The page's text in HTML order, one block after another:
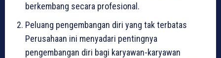
berkembang secara profesional.
Peluang pengembangan diri yang tak terbatas
Perusahaan ini menyadari pentingnya
pengembangan diri bagi karyawan-karyawan